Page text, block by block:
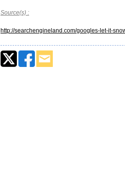
Source(s) :
http://searchengineland.com/googles-let-it-